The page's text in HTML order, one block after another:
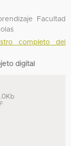
Facultad
completo del
digital